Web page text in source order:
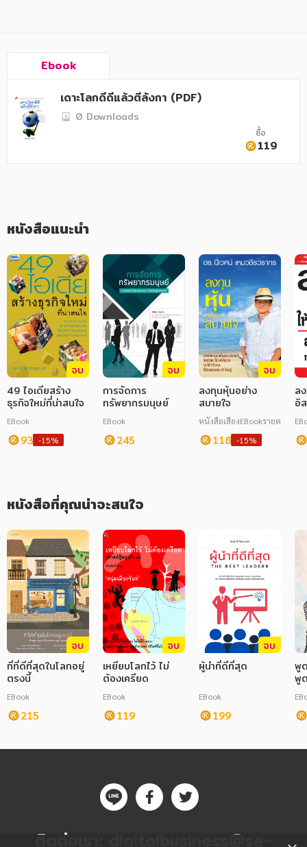
การเงิน การลงทุน บริหาร
นิตยสาร หนังสือพิมพ์
ครอบครัว
เทคโนโลยี การสื่อสาร วิทยาศาสตร์
ภาษาศาสตร์
หนังสือเด็ก
การพัฒนาตนเอง
ความรู้ทั่วไป
การ์ตูนความรู้ การ์ตูน
การ์ตูนมังงะ (Manga)
Ebook
เดาะโลกดีดีแล้วตีลังกา (PDF)
0 Downloads
ซื้อ
119
หนังสือแนะนำ
จบ
49 ไอเดียสร้าง
ธุรกิจใหม่ที่น่าสนใจ
EBook
93 -15%
จบ
การจัดการ
ทรัพยากรมนุษย์
EBook
245
จบ
ลงทุนหุ้นอย่าง
สบายใจ
หนังสือเสียงEBookรายตอน
118 -15%
ล
อิ
หนังสือที่คุณน่าจะสนใจ
จบ
ที่ที่ดีที่สุดในโลกอยู่
ตรงนี้
EBook
215
จบ
เหยียบโลกไว้ ไม่
ต้องเครียด
EBook
119
จบ
ผู้นำที่ดีที่สุด
EBook
199
พู
พู
ติดต่อเรา: digitalbusiness@se-